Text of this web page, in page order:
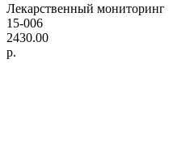
Лекарственный мониторинг
15-006
2430.00
р.